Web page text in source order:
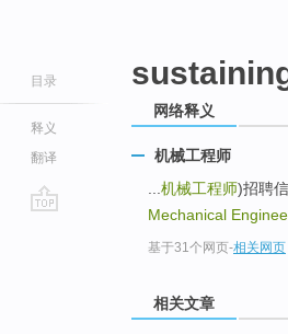
目录
释义
翻译
网络释义
机械工程师
机械工程师)招聘
Mechanical
基于31个网页-相关网页
相关文章